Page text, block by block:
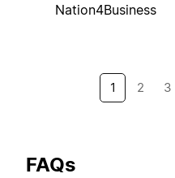
Nation4Business
1 2 3
FAQs